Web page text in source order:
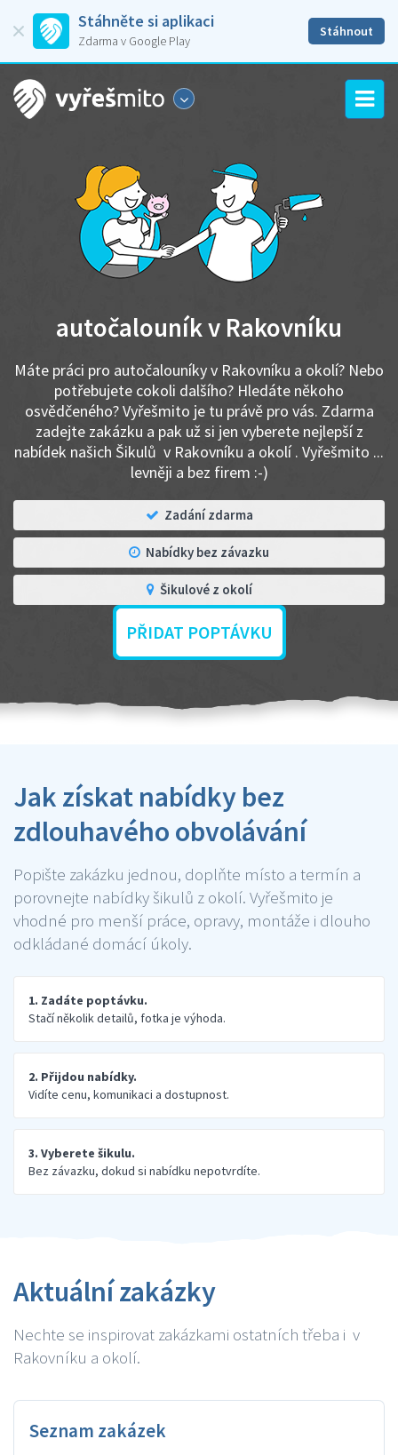
Stáhněte si aplikaci
Zdarma v Google Play
Stáhnout
autočalouník v Rakovníku
Máte práci pro autočalouníky v Rakovníku a okolí? Nebo
potřebujete cokoli dalšího? Hledáte někoho
osvědčeného? Vyřešmito je tu právě pro vás. Zdarma
zadejte zakázku a pak už si jen vyberete nejlepší z
nabídek našich Šikulů v Rakovníku a okolí . Vyřešmito ...
levněji a bez firem :-)
Zadání zdarma
Nabídky bez závazku
Šikulové z okolí
PŘIDAT POPTÁVKU
Jak získat nabídky bez
zdlouhavého obvolávání
Popište zakázku jednou, doplňte místo a termín a
porovnejte nabídky šikulů z okolí. Vyřešmito je
vhodné pro menší práce, opravy, montáže i dlouho
odkládané domácí úkoly.
1. Zadáte poptávku.
Stačí několik detailů, fotka je výhoda.
2. Přijdou nabídky.
Vidíte cenu, komunikaci a dostupnost.
3. Vyberete šikulu.
Bez závazku, dokud si nabídku nepotvrdíte.
Aktuální zakázky
Nechte se inspirovat zakázkami ostatních třeba i v
Rakovníku a okolí.
Seznam zakázek